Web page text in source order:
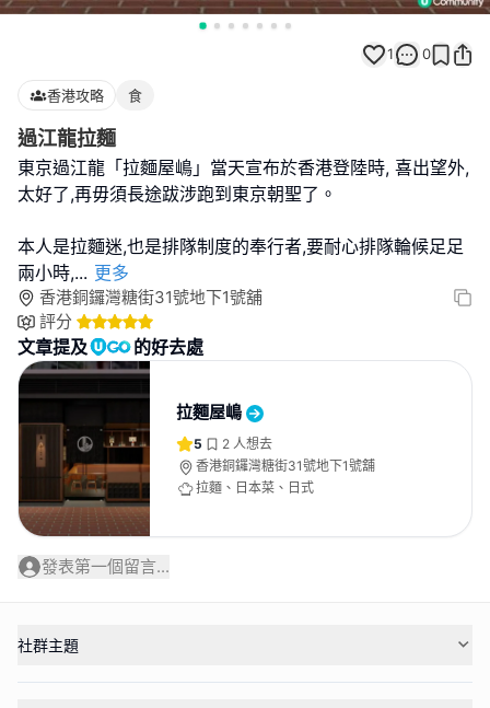
1 0
香港攻略 食
過江龍拉麵
東京過江龍「拉麵屋嶋」當天宣布於香港登陸時, 喜出望外,
太好了,再毋須長途跋涉跑到東京朝聖了。
本人是拉麵迷,也是排隊制度的奉行者,要耐心排隊輪候足足
兩小時,... 更多
香港銅鑼灣糖街31號地下1號舖
評分
文章提及 的好去處
拉麵屋嶋
5 2 人想去
香港銅鑼灣糖街31號地下1號舖
拉麵、日本菜、日式
發表第一個留言...
社群主題